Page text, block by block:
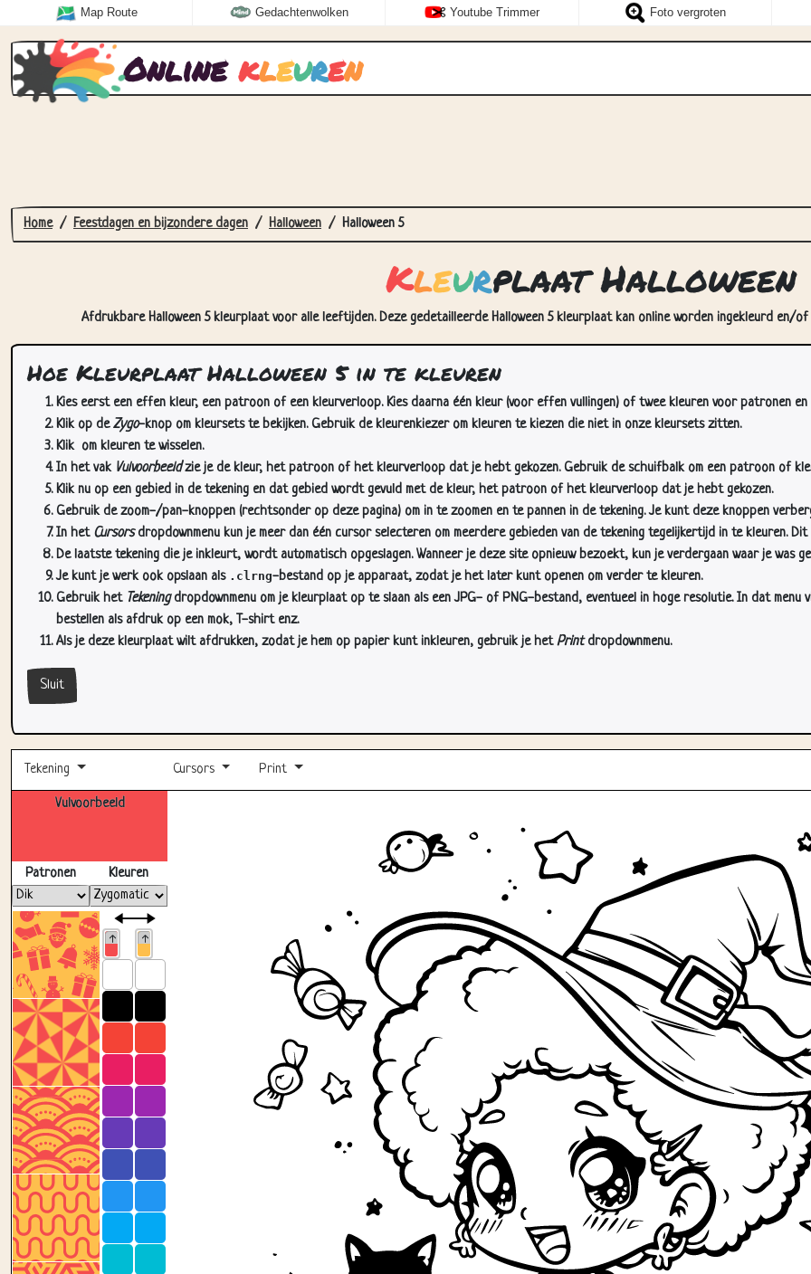
Map Route Gedachtenwolken Youtube Trimmer Foto vergroten
Online kleuren
Home Feestdagen en bijzondere dagen Halloween Halloween 5
Kleurplaat Halloween
Afdrukbare Halloween 5 kleurplaat voor alle leeftijden. Deze gedetailleerde Halloween 5 kleurplaat kan online worden ingekleurd en/
Hoe Kleurplaat Halloween 5 in te kleuren
Kies eerst een effen kleur, een patroon of een kleurverloop. Kies daarna één kleur (voor effen vullingen) of twee kleuren voor patronen en
Klik op deZygo-knop om kleursets te bekijken. Gebruik de kleurenkiezer om kleuren te kiezen die niet in onze kleursets zitten.
Klik om kleuren te wisselen.
In het vak Vulvoorbeeldzie je de kleur, het patroon of het kleurverloop dat je hebt gekozen. Gebruik de schuifbalk om een patroon of
Klik nu op een gebied in de tekening en dat gebied wordt gevuld met de kleur, het patroon of het kleurverloop dat je hebt gekozen.
Gebruik de zoom-/pan-knoppen (rechtsonder op deze pagina) om in te zoomen en te pannen in de tekening. Je kunt deze knoppen
In het Cursorsdropdownmenu kun je meer dan één cursor selecteren om meerdere gebieden van de tekening tegelijkertijd in te kleuren. Dit
De laatste tekening die je inkleurt, wordt automatisch opgeslagen. Wanneer je deze site opnieuw bezoekt, kun je verdergaan waar je was
Je kunt je werk ook opslaan als .clrng-bestand op je apparaat, zodat je het later kunt openen om verder te kleuren.
Gebruik het Tekeningdropdownmenu om je kleurplaat op te slaan als een JPG- of PNG-bestand, eventueel in hoge resolutie. In dat
bestellen als afdruk op een mok, T-shirt enz.
Als je deze kleurplaat wilt afdrukken, zodat je hem op papier kunt inkleuren, gebruik je hetPrintdropdownmenu.
Sluit
Tekening Cursors Print
Vulvoorbeeld
Patronen Kleuren